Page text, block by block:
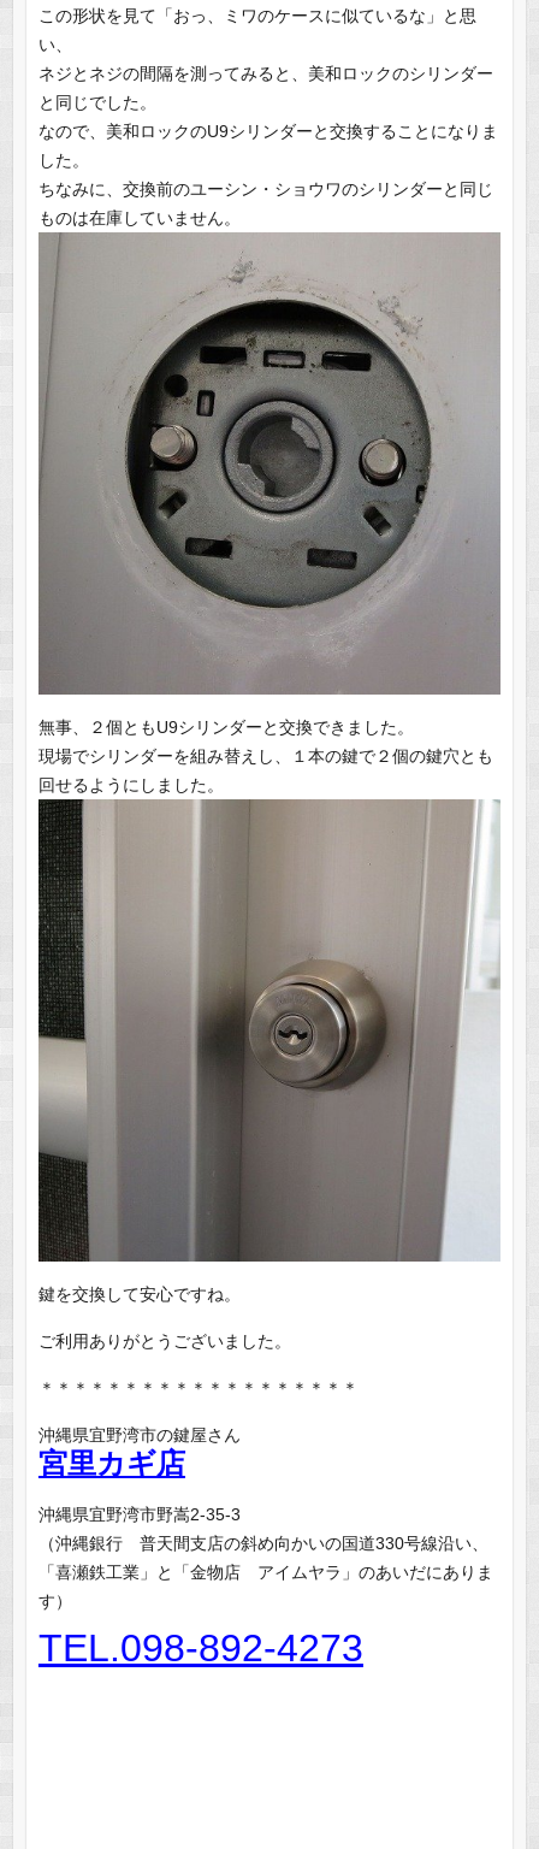
この形状を見て「おっ、ミワのケースに似ているな」と思
い、
ネジとネジの間隔を測ってみると、美和ロックのシリンダー
と同じでした。
なので、美和ロックのU9シリンダーと交換することになりま
した。
ちなみに、交換前のユーシン・ショウワのシリンダーと同じ
ものは在庫していません。
無事、２個ともU9シリンダーと交換できました。
現場でシリンダーを組み替えし、１本の鍵で２個の鍵穴とも
回せるようにしました。
鍵を交換して安心ですね。
ご利用ありがとうございました。
＊＊＊＊＊＊＊＊＊＊＊＊＊＊＊＊＊＊＊
沖縄県宜野湾市の鍵屋さん
宮里カギ店
沖縄県宜野湾市野嵩2-35-3
（沖縄銀行 普天間支店の斜め向かいの国道330号線沿い、
「喜瀬鉄工業」と「金物店 アイムヤラ」のあいだにありま
す）
TEL.098-892-4273